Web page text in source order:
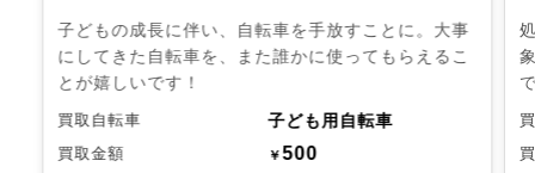
子どもの成長に伴い、自転車を手放すことに。大事
にしてきた自転車を、また誰かに使ってもらえるこ
とが嬉しいです！
買取自転車 子ども用自転車
買取金額 ￥500